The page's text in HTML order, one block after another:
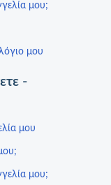
μου;
μου
-
μου
μου;